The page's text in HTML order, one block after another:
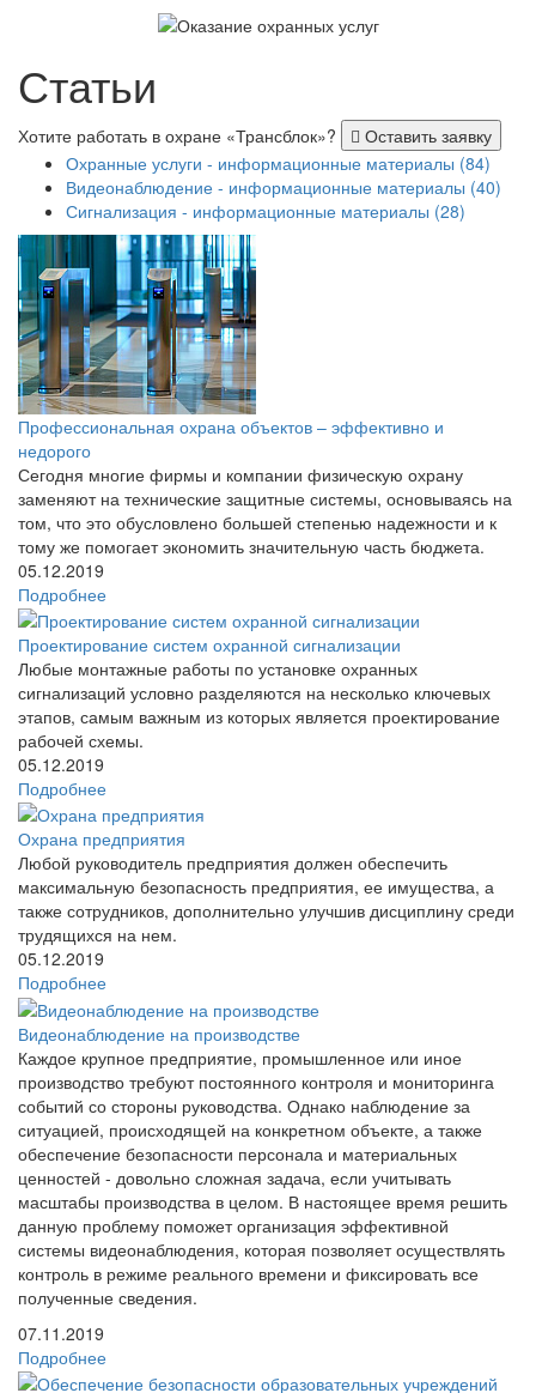
Статьи
Хотите работать в охране «Трансблок»?
Оставить заявку
Охранные услуги - информационные материалы (84)
Видеонаблюдение - информационные материалы (40)
Сигнализация - информационные материалы (28)
Профессиональная охрана объектов – эффективно и
недорого
Сегодня многие фирмы и компании физическую охрану
заменяют на технические защитные системы, основываясь на
том, что это обусловлено большей степенью надежности и к
тому же помогает экономить значительную часть бюджета.
05.12.2019
Подробнее
Проектирование систем охранной сигнализации
Любые монтажные работы по установке охранных
сигнализаций условно разделяются на несколько ключевых
этапов, самым важным из которых является проектирование
рабочей схемы.
05.12.2019
Подробнее
Охрана предприятия
Любой руководитель предприятия должен обеспечить
максимальную безопасность предприятия, ее имущества, а
также сотрудников, дополнительно улучшив дисциплину среди
трудящихся на нем.
05.12.2019
Подробнее
Видеонаблюдение на производстве
Каждое крупное предприятие, промышленное или иное
производство требуют постоянного контроля и мониторинга
событий со стороны руководства. Однако наблюдение за
ситуацией, происходящей на конкретном объекте, а также
обеспечение безопасности персонала и материальных
ценностей - довольно сложная задача, если учитывать
масштабы производства в целом. В настоящее время решить
данную проблему поможет организация эффективной
системы видеонаблюдения, которая позволяет осуществлять
контроль в режиме реального времени и фиксировать все
полученные сведения.
07.11.2019
Подробнее